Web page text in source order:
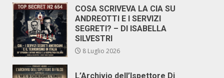
COSA SCRIVEVA LA CIA SU
ANDREOTTI E I SERVIZI
SEGRETI? – DI ISABELLA
SILVESTRI
8 Luglio 2026
L’Archivio dell’Ispettore Di